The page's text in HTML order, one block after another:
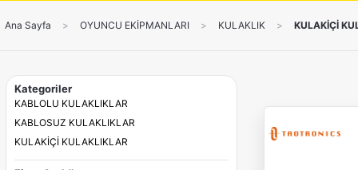
Ana Sayfa > OYUNCU EKİPMANLARI > KULAKLIK > KULAKİÇİ
Kategoriler
KABLOLU KULAKLIKLAR
KABLOSUZ KULAKLIKLAR
KULAKİÇİ KULAKLIKLAR